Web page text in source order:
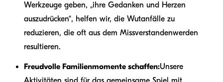
Werkzeuge geben, „ihre Gedanken und Herzen
auszudrücken“, helfen wir, die Wutanfälle zu
reduzieren, die oft aus dem Missverstandenwerden
resultieren.
Freudvolle Familienmomente schaffen:Unsere